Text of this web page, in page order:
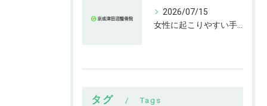
2026/07/15
タグ Tags